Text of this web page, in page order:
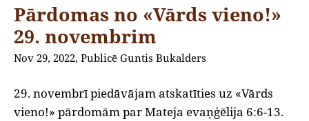
Pārdomas no «Vārds vieno!»
29. novembrim
Nov 29, 2022, Publicē Guntis Bukalders
29. novembrī piedāvājam atskatīties uz «Vārds
vieno!» pārdomām par Mateja evaņģēlija 6:6-13.